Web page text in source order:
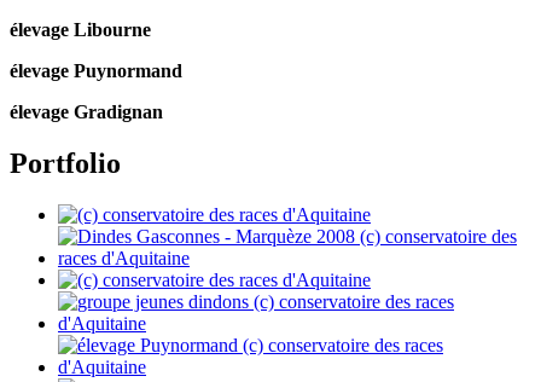
élevage Libourne
élevage Puynormand
élevage Gradignan
Portfolio